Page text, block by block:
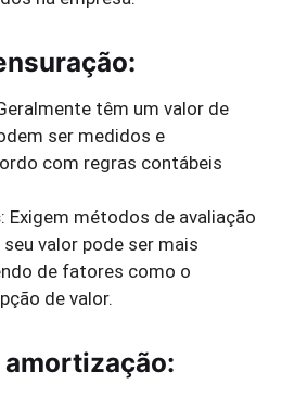
têm um valor de
ser medidos e
com regras contábeis
: Exigem métodos de avaliação
valor pode ser mais
de fatores como o
de valor.